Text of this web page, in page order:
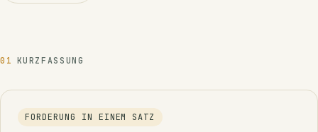
01 KURZFASSUNG
FORDERUNG IN EINEM SATZ